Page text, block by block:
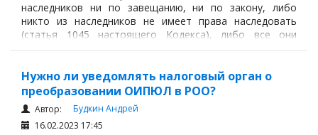
наследников ни по завещанию, ни по закону, либо
никто из наследников не имеет права наследовать
(статья 1045 настоящего Кодекса), либо все они
отказались от наследства (статья 1074 настоящего
имуществом.
Нужно ли уведомлять налоговый орган о
преобразовании ОИПЮЛ в РОО?
Автор:
Будкин Андрей
16.02.2023 17:45